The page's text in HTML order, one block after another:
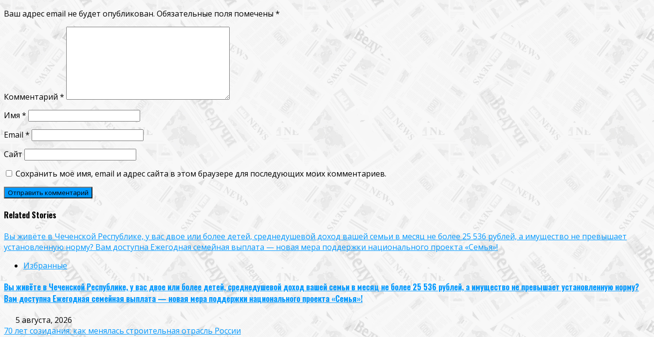
Ваш адрес email не будет опубликован. Обязательные поля помечены*
Комментарий*
Имя *
Email*
Сайт
Сохранить моё имя, email и адрес сайта в этом браузере для последующих моих комментариев.
Related Stories
Вы живёте в Чеченской Республике, у вас двое или более детей, среднедушевой доход вашей семьи в месяц не более 25 536 рублей, а имущество не превышает
установленную норму? Вам доступна Ежегодная семейная выплата — новая мера поддержки национального проекта «Семья»!
Избранные
Вы живёте в Чеченской Республике, у вас двое или более детей, среднедушевой доход вашей семьи в месяц не более 25 536 рублей, а имущество не превышает установленную норму?
Вам доступна Ежегодная семейная выплата — новая мера поддержки национального проекта «Семья»!
5 августа, 2026
70 лет созидания: как менялась строительная отрасль России